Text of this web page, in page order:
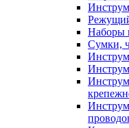
Наборы
Сумки,